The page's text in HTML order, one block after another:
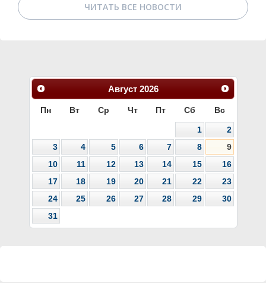
ЧИТАТЬ ВСЕ НОВОСТИ
Август 2026
Пн Вт Ср Чт Пт Сб Вс
1
2
3
4 5 6 7 8
9
10
11 12 13 14 15
16
17
18 19 20 21 22
23
24
25 26 27 28 29
30
31